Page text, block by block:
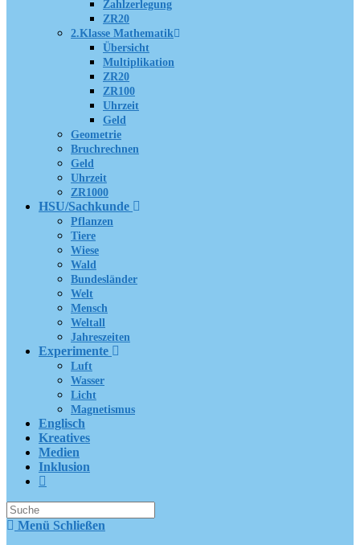
Zahlzerlegung
ZR20
2.Klasse Mathematik
Übersicht
Multiplikation
ZR20
ZR100
Uhrzeit
Geld
Geometrie
Bruchrechnen
Geld
Uhrzeit
ZR1000
HSU/Sachkunde
Pflanzen
Tiere
Wiese
Wald
Bundesländer
Welt
Mensch
Weltall
Jahreszeiten
Experimente
Luft
Wasser
Licht
Magnetismus
Englisch
Kreatives
Medien
Inklusion
Suche
nach:
Menü Schließen